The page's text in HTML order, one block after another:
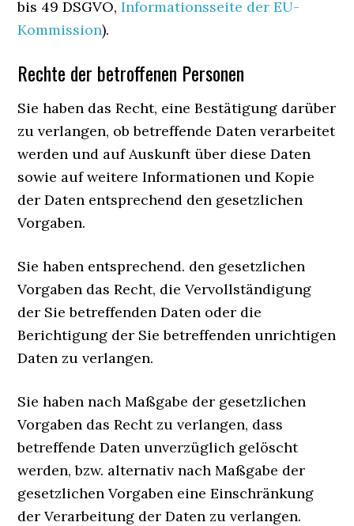
bis 49 DSGVO,Informationsseite der EU-
Kommission).
Rechte der betroffenen Personen
Sie haben das Recht, eine Bestätigung darüber
zu verlangen, ob betreffende Daten verarbeitet
werden und auf Auskunft über diese Daten
sowie auf weitere Informationen und Kopie
der Daten entsprechend den gesetzlichen
Vorgaben.
Sie haben entsprechend. den gesetzlichen
Vorgaben das Recht, die Vervollständigung
der Sie betreffenden Daten oder die
Berichtigung der Sie betreffenden unrichtigen
Daten zu verlangen.
Sie haben nach Maßgabe der gesetzlichen
Vorgaben das Recht zu verlangen, dass
betreffende Daten unverzüglich gelöscht
werden, bzw. alternativ nach Maßgabe der
gesetzlichen Vorgaben eine Einschränkung
der Verarbeitung der Daten zu verlangen.